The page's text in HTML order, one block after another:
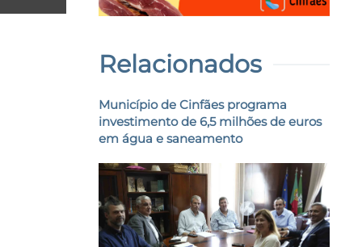
Relacionados
Município de Cinfães programa
investimento de 6,5 milhões de euros
em água e saneamento